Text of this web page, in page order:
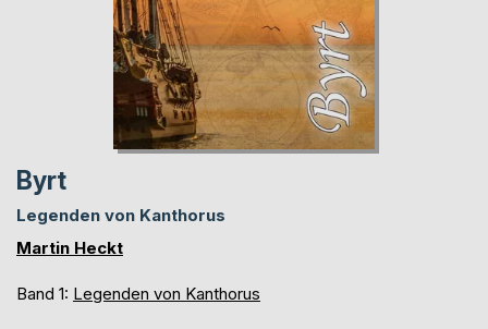
Byrt
Legenden von Kanthorus
Martin Heckt
Band 1: Legenden von Kanthorus